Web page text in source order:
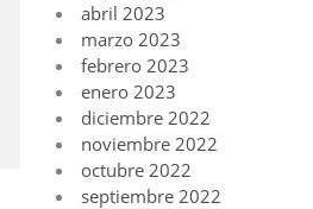
abril 2023
marzo 2023
febrero 2023
enero 2023
diciembre 2022
noviembre 2022
octubre 2022
septiembre 2022